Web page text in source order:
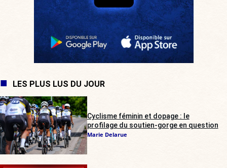
LES PLUS LUS DU JOUR
Cyclisme féminin et dopage : le
profilage du soutien-gorge en question
Marie Delarue